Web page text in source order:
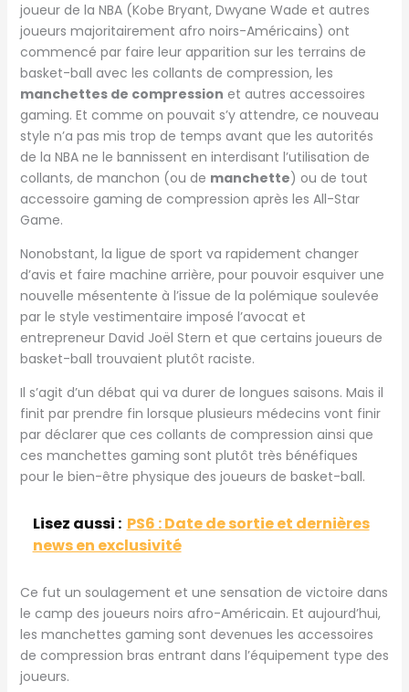
joueur de la NBA (Kobe Bryant, Dwyane Wade et autres
joueurs majoritairement afro noirs-Américains) ont
commencé par faire leur apparition sur les terrains de
basket-ball avec les collants de compression, les
manchettes de compression et autres accessoires
gaming. Et comme on pouvait s’y attendre, ce nouveau
style n’a pas mis trop de temps avant que les autorités
de la NBA ne le bannissent en interdisant l’utilisation de
collants, de manchon (ou de manchette) ou de tout
accessoire gaming de compression après les All-Star
Game.
Nonobstant, la ligue de sport va rapidement changer
d’avis et faire machine arrière, pour pouvoir esquiver une
nouvelle mésentente à l’issue de la polémique soulevée
par le style vestimentaire imposé l’avocat et
entrepreneur David Joël Stern et que certains joueurs de
basket-ball trouvaient plutôt raciste.
Il s’agit d’un débat qui va durer de longues saisons. Mais il
finit par prendre fin lorsque plusieurs médecins vont finir
par déclarer que ces collants de compression ainsi que
ces manchettes gaming sont plutôt très bénéfiques
pour le bien-être physique des joueurs de basket-ball.
Lisez aussi : PS6 : Date de sortie et dernières
news en exclusivité
Ce fut un soulagement et une sensation de victoire dans
le camp des joueurs noirs afro-Américain. Et aujourd’hui,
les manchettes gaming sont devenues les accessoires
de compression bras entrant dans l’équipement type des
joueurs.